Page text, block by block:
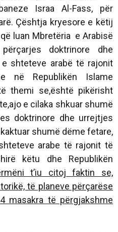
Israa Al-Fass, për
Çështja kryesore e këtij
luan Mbretëria e Arabisë
doktrinore dhe
shteteve arabë të rajonit
në Republikën Islame
themi se,është pikërisht
e cilaka shkuar shumë
doktrinore dhe urrejtjes
shumë dëme fetare,
arabe të rajonit të
këtu dhe Republikën
t’iu citoj faktin se,
të planeve përçarëse
masakra të përgjakshme